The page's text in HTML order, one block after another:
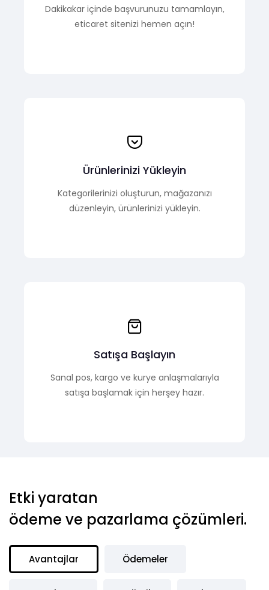
Dakikakar içinde başvurunuzu tamamlayın,
eticaret sitenizi hemen açın!
Ürünlerinizi Yükleyin
Kategorilerinizi oluşturun, mağazanızı
düzenleyin, ürünlerinizi yükleyin.
Satışa Başlayın
Sanal pos, kargo ve kurye anlaşmalarıyla
satışa başlamak için herşey hazır.
Etki yaratan
ödeme ve pazarlama çözümleri.
Avantajlar Ödemeler